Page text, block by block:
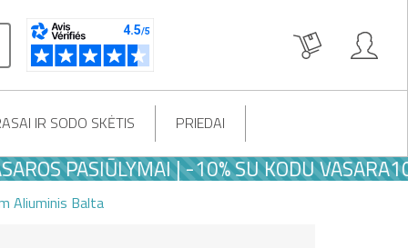
IR SODO SKĖTIS PRIEDAI
| -10% SU KODU VASARA10
Aliuminis Balta